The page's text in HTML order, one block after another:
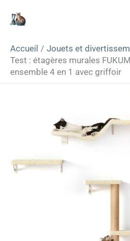
Accueil
Jouets et
Test : étagères murales
ensemble 4 en 1 avec griffoir